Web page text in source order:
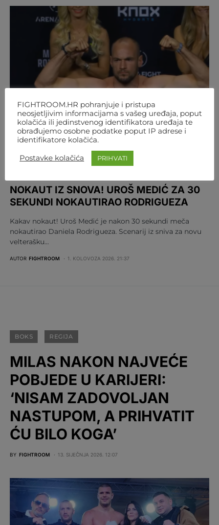
NOKAUT IZ SNOVA! UROŠ MEDIĆ ZA 30
SEKUNDI NOKAUTIRAO RODRIGUEZA
Kakav nokaut! Uroš Medić je nakon 30 sekundi meča
nokautirao Daniela Rodrigueza. Scenarij iz sniva za novu
velterašku…
AUTOR FIGHTROOM 1. KOLOVOZA 2026. 21:37
BOKS REGIJA
MILAS NAKON NAJVEĆE
POBJEDE U KARIJERI:
‘NISAM ZADOVOLJAN
NASTUPOM, A PRIHVATIT
ĆU BILO KOGA’
BY FIGHTROOM 13. SIJEČNJA 2026. 12:07
FIGHTROOM.HR pohranjuje i pristupa
neosjetljivim informacijama s vašeg uređaja, poput
kolačića ili jedinstvenog identifikatora uređaja te
obrađujemo osobne podatke poput IP adrese i
identifikatore kolačića.
Postavke kolačića PRIHVATI